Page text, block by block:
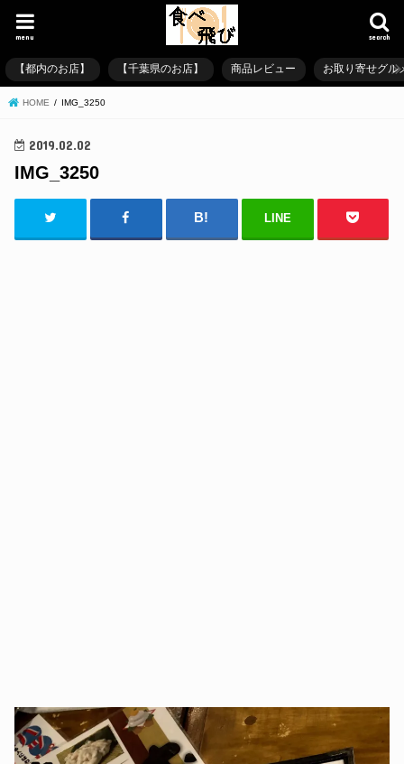
search
menu
【都内のお店】 【千葉県のお店】 商品レビュー お取り寄せグル
HOME IMG_3250
2019.02.02
IMG_3250
LINE